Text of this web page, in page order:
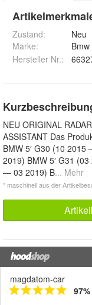
Zustand:
Neu
Marke:
Bmw
Hersteller Nr.:
NEU ORIGINAL
ASSISTANT Das
BMW 5′ G30 (10
2019) BMW 5′ G31
— 03 2019) B... Mehr
* maschinell aus der
magdatom-car